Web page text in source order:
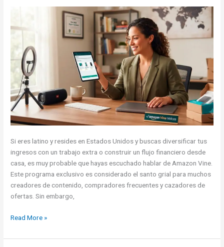
EE.
Si eres latino y resides en Estados Unidos y buscas diversificar tus
ingresos con un trabajo extra o construir un flujo financiero desde
casa, es muy probable que hayas escuchado hablar de Amazon Vine.
Este programa exclusivo es considerado el santo grial para muchos
creadores de contenido, compradores frecuentes y cazadores de
ofertas. Sin embargo,
La
de
Read More »